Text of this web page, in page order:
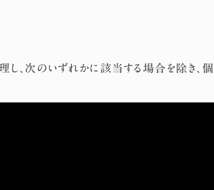
し、次のいずれかに該当する場合を除き、個